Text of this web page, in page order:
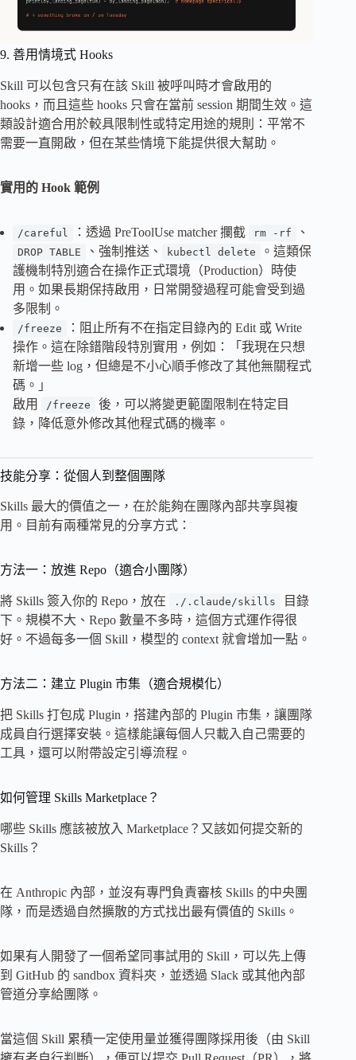
9. 善用情境式 Hooks
Skill 可以包含只有在該 Skill 被呼叫時才會啟用的
hooks，而且這些 hooks 只會在當前 session 期間生效。這
類設計適合用於較具限制性或特定用途的規則：平常不
需要一直開啟，但在某些情境下能提供很大幫助。
實用的 Hook 範例
/careful ：透過 PreToolUse matcher 攔截 rm -rf 、
DROP TABLE 、強制推送、 kubectl delete
。這類保
護機制特別適合在操作正式環境（Production）時使
用。如果長期保持啟用，日常開發過程可能會受到過
多限制。
/freeze
：阻止所有不在指定目錄內的 Edit 或 Write
操作。這在除錯階段特別實用，例如：「我現在只想
新增一些 log，但總是不小心順手修改了其他無關程式
碼。」
啟用
/freeze
後，可以將變更範圍限制在特定目
錄，降低意外修改其他程式碼的機率。
技能分享：從個人到整個團隊
Skills 最大的價值之一，在於能夠在團隊內部共享與複
用。目前有兩種常見的分享方式：
方法一：放進 Repo（適合小團隊）
將 Skills 簽入你的 Repo，放在 ./.claude/skills
目錄
下。規模不大、Repo 數量不多時，這個方式運作得很
好。不過每多一個 Skill，模型的 context 就會增加一點。
方法二：建立 Plugin 市集（適合規模化）
把 Skills 打包成 Plugin，搭建內部的 Plugin 市集，讓團隊
成員自行選擇安裝。這樣能讓每個人只載入自己需要的
工具，還可以附帶設定引導流程。
如何管理 Skills Marketplace？
哪些 Skills 應該被放入 Marketplace？又該如何提交新的
Skills？
在 Anthropic 內部，並沒有專門負責審核 Skills 的中央團
隊，而是透過自然擴散的方式找出最有價值的 Skills。
如果有人開發了一個希望同事試用的 Skill，可以先上傳
到 GitHub 的 sandbox 資料夾，並透過 Slack 或其他內部
管道分享給團隊。
當這個 Skill 累積一定使用量並獲得團隊採用後（由 Skill